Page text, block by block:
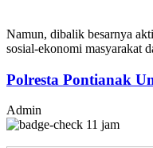
Namun, dibalik besarnya
sosial-ekonomi masyarakat
Polresta Pontianak
Admin
11 jam